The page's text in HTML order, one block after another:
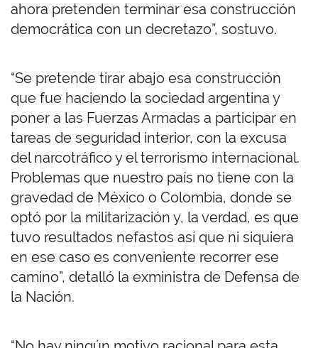
ahora pretenden terminar esa construcción
democrática con un decretazo”, sostuvo.
“Se pretende tirar abajo esa construcción
que fue haciendo la sociedad argentina y
poner a las Fuerzas Armadas a participar en
tareas de seguridad interior, con la excusa
del narcotráfico y el terrorismo internacional.
Problemas que nuestro país no tiene con la
gravedad de México o Colombia, donde se
optó por la militarización y, la verdad, es que
tuvo resultados nefastos así que ni siquiera
en ese caso es conveniente recorrer ese
camino”, detalló la exministra de Defensa de
la Nación.